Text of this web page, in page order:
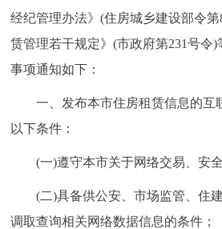
走进北京
北京概况
绿色北京 图说北京
ENGLISH 한국어
经纪管理办法》(住房城乡建设部令
赁管理若干规定》(市政府第231号令
事项通知如下：
一、发布本市住房租赁信息的互
以下条件：
(一)遵守本市关于网络交易、安全
(二)具备供公安、市场监管、住建
调取查询相关网络数据信息的条件；